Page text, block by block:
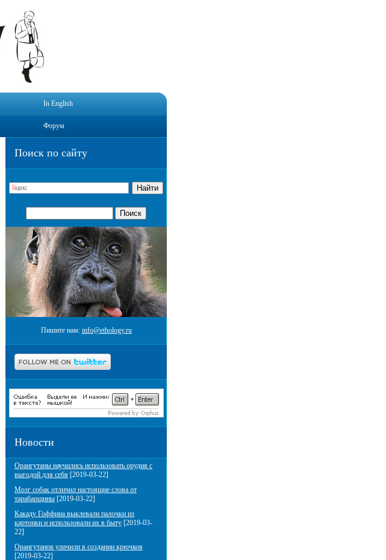
In English
Форум
Поиск по сайту
Пишите нам: info@ethology.ru
Новости
Орангутаны научились использовать орудия с
выгодой для себя [2019-03-22]
Мозг собак отличил настоящие слова от
тарабарщины [2019-03-22]
Какаду Гоффина выклевали палочки из
картонки и использовали их в быту [2019-03-
22]
Орангутанов уличили в создании крючков
[2019-03-22]